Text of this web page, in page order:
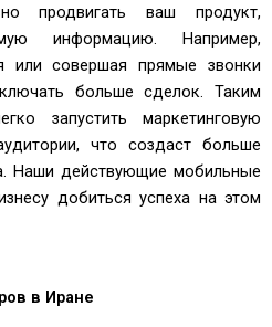
продвигать ваш продукт,
информацию. Например,
или совершая прямые звонки
больше сделок. Таким
запустить маркетинговую
что создаст больше
Наши действующие мобильные
добиться успеха на этом
в Иране